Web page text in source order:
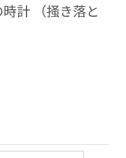
計 （掻き落と